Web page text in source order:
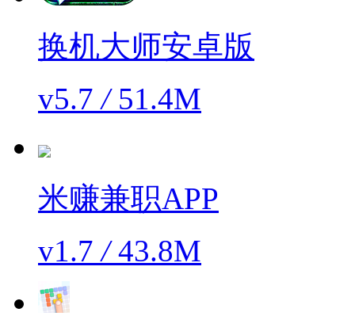
换机大师安卓版
v5.7/51.4M
米赚兼职APP
v1.7/43.8M